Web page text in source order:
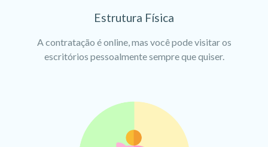
Estrutura Física
A contratação é online, mas você pode visitar os
escritórios pessoalmente sempre que quiser.